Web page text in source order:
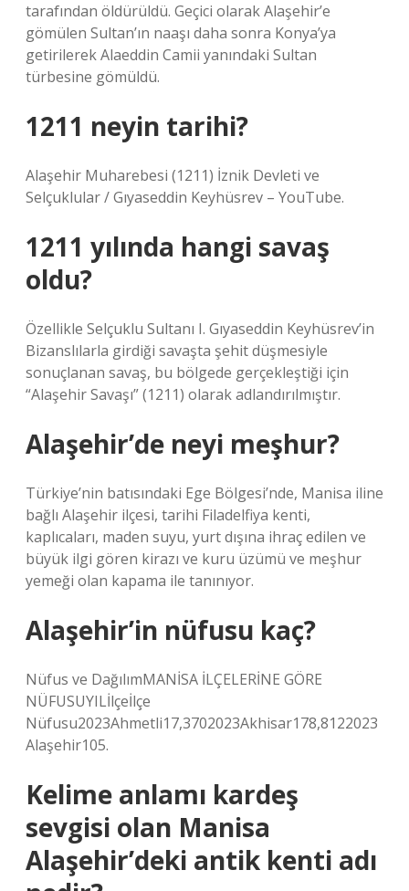
tarafından öldürüldü. Geçici olarak Alaşehir’e
gömülen Sultan’ın naaşı daha sonra Konya’ya
getirilerek Alaeddin Camii yanındaki Sultan
türbesine gömüldü.
1211 neyin tarihi?
Alaşehir Muharebesi (1211) İznik Devleti ve
Selçuklular / Gıyaseddin Keyhüsrev – YouTube.
1211 yılında hangi savaş
oldu?
Özellikle Selçuklu Sultanı I. Gıyaseddin Keyhüsrev’in
Bizanslılarla girdiği savaşta şehit düşmesiyle
sonuçlanan savaş, bu bölgede gerçekleştiği için
“Alaşehir Savaşı” (1211) olarak adlandırılmıştır.
Alaşehir’de neyi meşhur?
Türkiye’nin batısındaki Ege Bölgesi’nde, Manisa iline
bağlı Alaşehir ilçesi, tarihi Filadelfiya kenti,
kaplıcaları, maden suyu, yurt dışına ihraç edilen ve
büyük ilgi gören kirazı ve kuru üzümü ve meşhur
yemeği olan kapama ile tanınıyor.
Alaşehir’in nüfusu kaç?
Nüfus ve DağılımMANİSA İLÇELERİNE GÖRE
NÜFUSUYILİlçeİlçe
Nüfusu2023Ahmetli17,3702023Akhisar178,8122023
Alaşehir105.
Kelime anlamı kardeş
sevgisi olan Manisa
Alaşehir’deki antik kenti adı